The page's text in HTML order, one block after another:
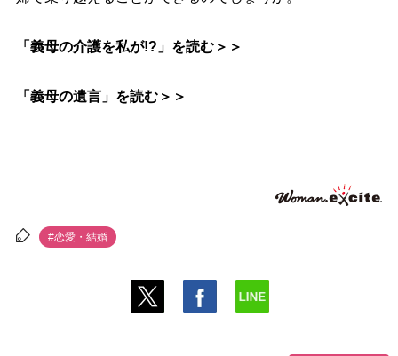
「義母の介護を私が!?」を読む＞＞
「義母の遺言」を読む＞＞
#恋愛・結婚